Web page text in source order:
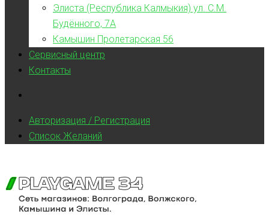
Элиста (Республика Калмыкия) ул. С.М.
Будённого, 7А
Камышин Пролетарская 56
Сервисный центр
Контакты
Авторизация / Регистрация
Список Желаний